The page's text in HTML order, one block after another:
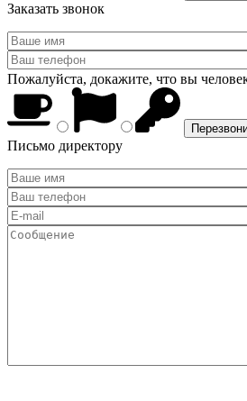
Заказать звонок
Пожалуйста, докажите, что вы
Письмо директору